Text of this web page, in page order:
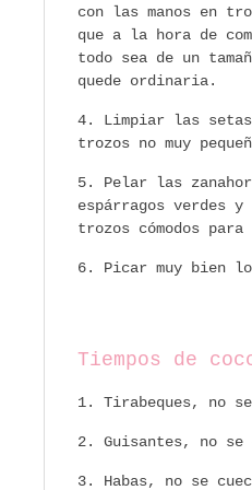
con las manos en
que a la hora de
todo sea de un
quede ordinaria.
Limpiar las
trozos no muy
Pelar las
espárragos verdes
trozos cómodos para
Picar muy bien
Tiempos de
Tirabeques, no
Guisantes, no se
Habas, no se